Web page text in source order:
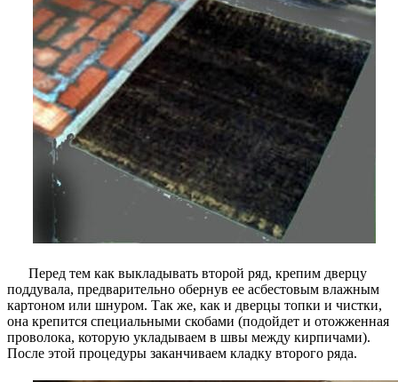
Перед тем как выкладывать второй ряд, крепим дверцу
поддувала, предварительно обернув ее асбестовым влажным
картоном или шнуром. Так же, как и дверцы топки и чистки,
она крепится специальными скобами (подойдет и отожженная
проволока, которую укладываем в швы между кирпичами).
После этой процедуры заканчиваем кладку второго ряда.